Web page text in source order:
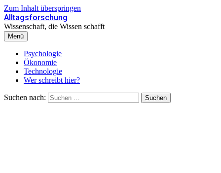
Zum Inhalt überspringen
Alltagsforschung
Wissenschaft, die Wissen schafft
Menü
Psychologie
Ökonomie
Technologie
Wer schreibt hier?
Suchen nach: